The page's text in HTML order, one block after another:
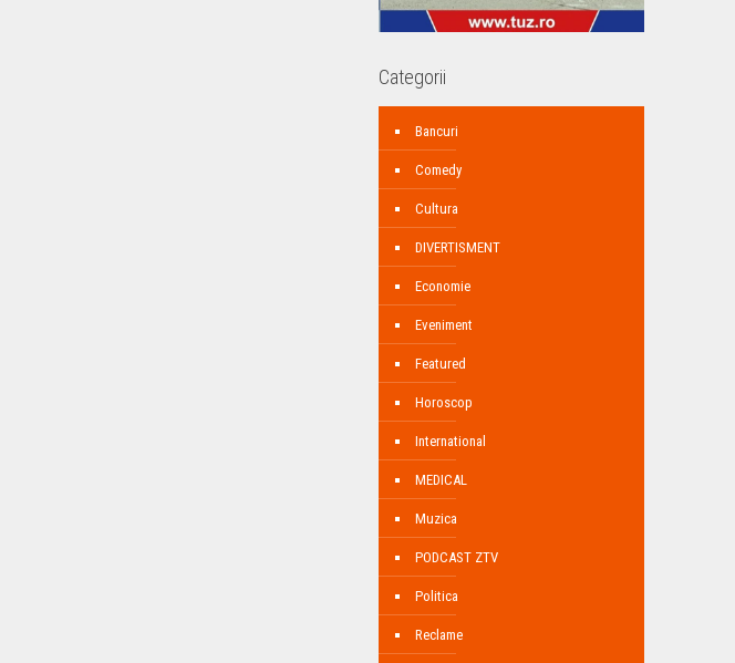
Categorii
Bancuri
Comedy
Cultura
DIVERTISMENT
Economie
Eveniment
Featured
Horoscop
International
MEDICAL
Muzica
PODCAST ZTV
Politica
Reclame